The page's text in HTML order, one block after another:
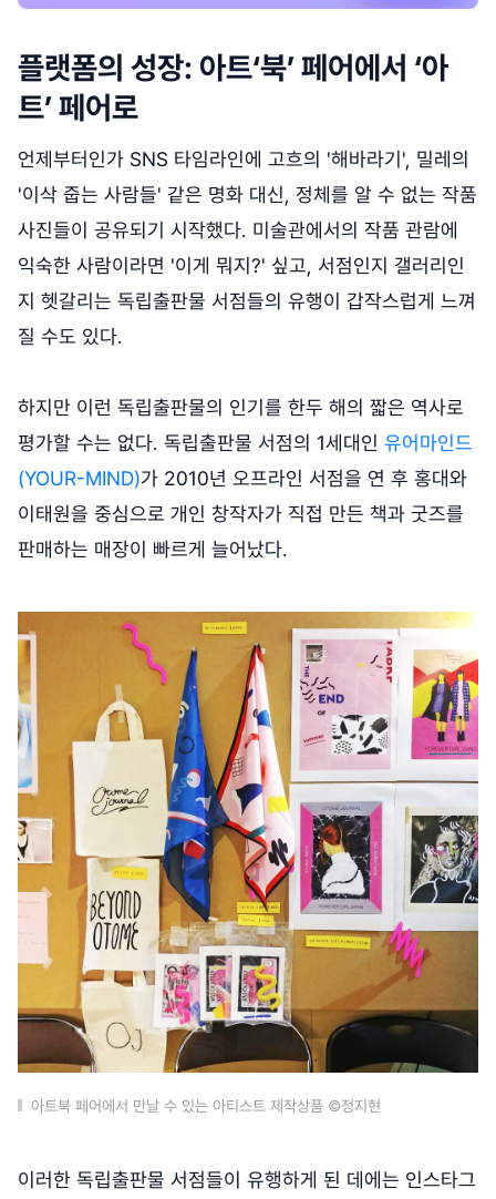
플랫폼의 성장: 아트‘북’ 페어에서 ‘아
트’ 페어로
언제부터인가 SNS 타임라인에 고흐의 '해바라기', 밀레의
'이삭 줍는 사람들' 같은 명화 대신, 정체를 알 수 없는 작품
사진들이 공유되기 시작했다. 미술관에서의 작품 관람에
익숙한 사람이라면 '이게 뭐지?' 싶고, 서점인지 갤러리인
지 헷갈리는 독립출판물 서점들의 유행이 갑작스럽게 느껴
질 수도 있다.
하지만 이런 독립출판물의 인기를 한두 해의 짧은 역사로
평가할 수는 없다. 독립출판물 서점의 1세대인 유어마인드
(YOUR-MIND)가 2010년 오프라인 서점을 연 후 홍대와
이태원을 중심으로 개인 창작자가 직접 만든 책과 굿즈를
판매하는 매장이 빠르게 늘어났다.
아트북 페어에서 만날 수 있는 아티스트 제작상품 ©정지현
이러한 독립출판물 서점들이 유행하게 된 데에는 인스타그